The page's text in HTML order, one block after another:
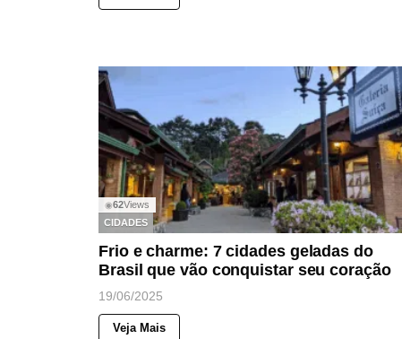
◉62Views
CIDADES
Frio e charme: 7 cidades geladas do
Brasil que vão conquistar seu coração
19/06/2025
Veja Mais